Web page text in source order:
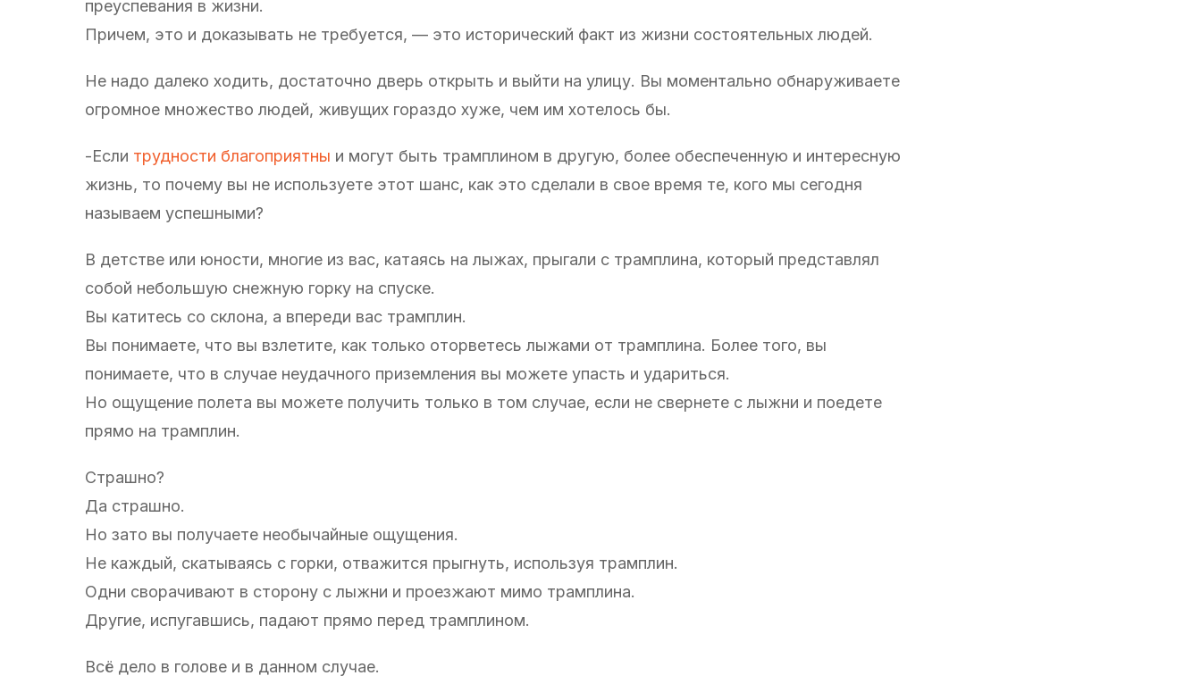
преуспевания в жизни.
Причем, это и доказывать не требуется, — это исторический факт из жизни состоятельных людей.
Не надо далеко ходить, достаточно дверь открыть и выйти на улицу. Вы моментально обнаруживаете
огромное множество людей, живущих гораздо хуже, чем им хотелось бы.
-Если трудности благоприятны и могут быть трамплином в другую, более обеспеченную и интересную
жизнь, то почему вы не используете этот шанс, как это сделали в свое время те, кого мы сегодня
называем успешными?
В детстве или юности, многие из вас, катаясь на лыжах, прыгали с трамплина, который представлял
собой небольшую снежную горку на спуске.
Вы катитесь со склона, а впереди вас трамплин.
Вы понимаете, что вы взлетите, как только оторветесь лыжами от трамплина. Более того, вы
понимаете, что в случае неудачного приземления вы можете упасть и удариться.
Но ощущение полета вы можете получить только в том случае, если не свернете с лыжни и поедете
прямо на трамплин.
Страшно?
Да страшно.
Но зато вы получаете необычайные ощущения.
Не каждый, скатываясь с горки, отважится прыгнуть, используя трамплин.
Одни сворачивают в сторону с лыжни и проезжают мимо трамплина.
Другие, испугавшись, падают прямо перед трамплином.
Всё дело в голове и в данном случае.